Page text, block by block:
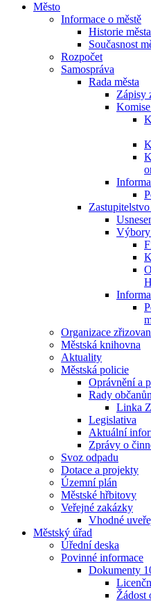
Město
Informace o městě
Historie města
Současnost
Rozpočet
Samospráva
Rada města
Zápisy
Zastupitelstvo
Výbory
Organizace
Městská knihovna
Aktuality
Městská policie
Oprávnění a
Rady
Linka
Legislativa
Aktuální
Zprávy o
Svoz odpadu
Dotace a projekty
Územní plán
Městské hřbitovy
Veřejné zakázky
Vhodné
Městský úřad
Úřední deska
Povinné informace
Dokumenty
Žádost